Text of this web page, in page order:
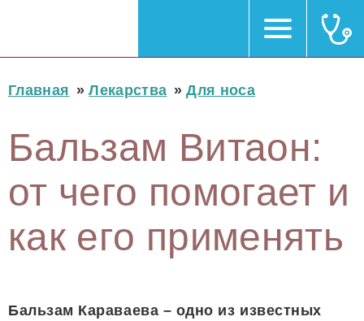
Главная »Лекарства »Для носа
Бальзам Витаон:
от чего помогает и
как его применять
Бальзам Караваева – одно из известных